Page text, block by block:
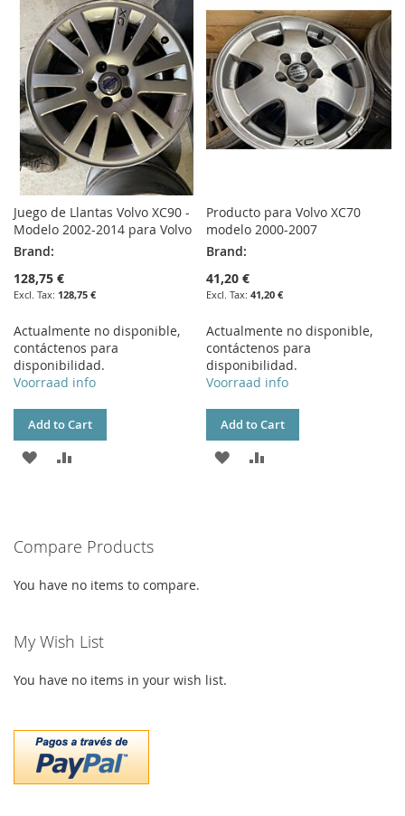
Juego de Llantas Volvo XC90 -
Modelo 2002-2014 para Volvo
Brand:
128,75 €
128,75 €
Actualmente no disponible,
contáctenos para
disponibilidad.
Voorraad info
Add to Cart
ADD
LIST
Producto para Volvo XC70
modelo 2000-2007
Brand:
41,20 €
41,20 €
Actualmente no disponible,
contáctenos para
disponibilidad.
Voorraad info
Add to Cart
ADD
Compare Products
You have no items to compare.
My Wish List
You have no items in your wish list.